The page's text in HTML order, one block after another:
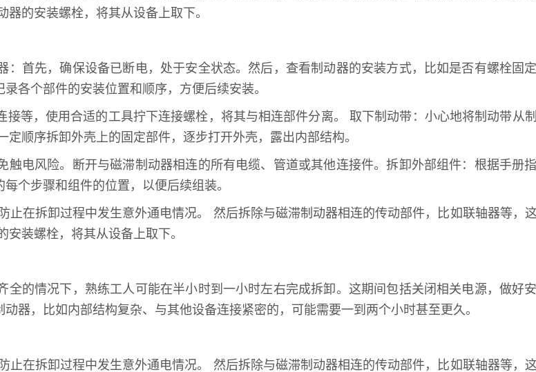
的安装螺栓，将其从设备上取下。
首先，确保设备已断电，处于安全状态。然后，查看制动器的安装方式，比如是否有螺栓固
各个部件的安装位置和顺序，方便后续安装。
等，使用合适的工具拧下连接螺栓，将其与相连部件分离。 取下制动带：小心地将制动带从
顺序拆卸外壳上的固定部件，逐步打开外壳，露出内部结构。
电风险。断开与磁滞制动器相连的所有电缆、管道或其他连接件。拆卸外部组件：根据手册
个步骤和组件的位置，以便后续组装。
在拆卸过程中发生意外通电情况。 然后拆除与磁滞制动器相连的传动部件，比如联轴器等，
装螺栓，将其从设备上取下。
的情况下，熟练工人可能在半小时到一小时左右完成拆卸。这期间包括关闭相关电源，做好
器，比如内部结构复杂、与其他设备连接紧密的，可能需要一到两个小时甚至更久。
在拆卸过程中发生意外通电情况。 然后拆除与磁滞制动器相连的传动部件，比如联轴器等，